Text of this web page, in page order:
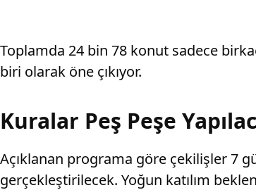
Toplamda 24 bin 78 konut sadece
biri olarak öne çıkıyor.
Kuralar Peş Peşe
Açıklanan programa göre çekilişler 7
gerçekleştirilecek. Yoğun katılım